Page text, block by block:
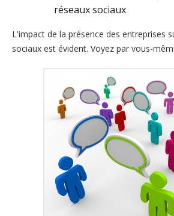
réseaux sociaux
L'impact de la présence des entreprises
sociaux est évident. Voyez par vous-